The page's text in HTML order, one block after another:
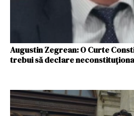
Augustin Zegrean: O Curte
trebui să declare